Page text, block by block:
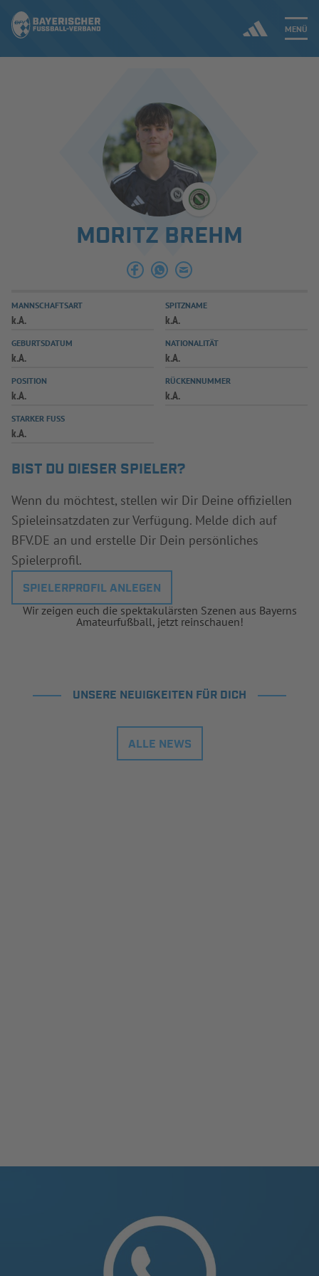
MENÜ
ERGEBNISSE & WETTBEWERBE
SPIELBETRIEB & VERBANDSLEBEN
AUSBILDUNG & FÖRDERUNG
SPIELPLUS
MORITZ BREHM
MANNSCHAFTSART
k.A.
SPITZNAME
k.A.
GEBURTSDATUM
k.A.
NATIONALITÄT
k.A.
POSITION
k.A.
RÜCKENNUMMER
k.A.
STARKER FUSS
k.A.
BIST DU DIESER SPIELER?
Wenn du möchtest, stellen wir Dir Deine offiziellen
Spieleinsatzdaten zur Verfügung. Melde dich auf
BFV.DE an und erstelle Dir Dein persönliches
Spielerprofil.
SPIELERPROFIL ANLEGEN
Wir zeigen euch die spektakulärsten Szenen aus Bayerns
Amateurfußball, jetzt reinschauen!
UNSERE NEUIGKEITEN FÜR DICH
ALLE NEWS